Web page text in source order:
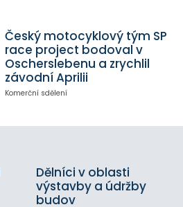
Český motocyklový tým SP
race project bodoval v
Oscherslebenu a zrychlil
závodní Aprilii
Komerční sdělení
Dělníci v oblasti
výstavby a údržby
budov